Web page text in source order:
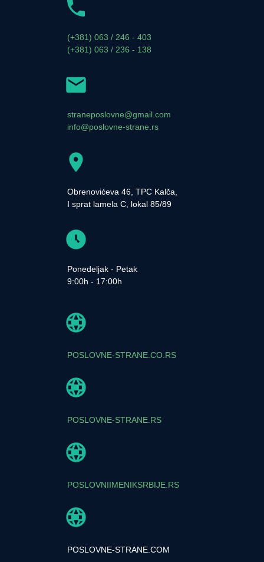
(+381) 063 / 246 - 403
(+381) 063 / 236 - 138
straneposlovne@gmail.com
info@poslovne-strane.rs
Obrenovićeva 46, TPC Kalča,
I sprat lamela C, lokal 85/89
Ponedeljak - Petak
9:00h - 17:00h
POSLOVNE-STRANE.CO.RS
POSLOVNE-STRANE.RS
POSLOVNIIMENIKSRBIJE.RS
POSLOVNE-STRANE.COM